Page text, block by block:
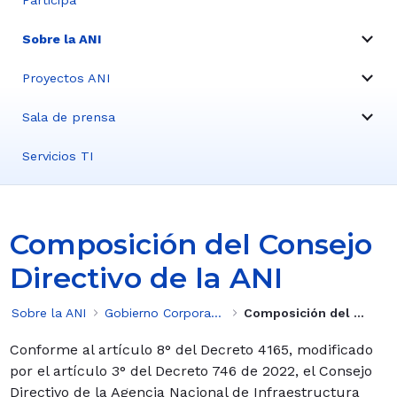
Sobre la ANI
Proyectos ANI
Sala de prensa
Servicios TI
Composición del Consejo
Directivo de la ANI
Sobre la ANI Gobierno Corporativo de la ANI Composición del Consejo Directivo de la ANI
Conforme al artículo 8° del Decreto 4165, modificado
por el artículo 3° del Decreto 746 de 2022, el Consejo
Directivo de la Agencia Nacional de Infraestructura